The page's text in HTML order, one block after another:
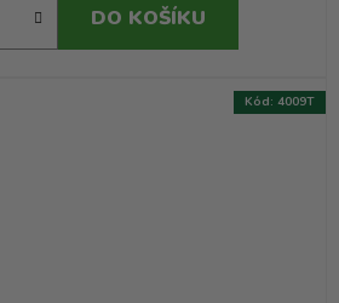
DO KOŠÍKU
Kód: 4009T